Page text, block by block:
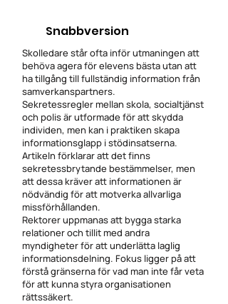
Snabbversion
Skolledare står ofta inför utmaningen att
behöva agera för elevens bästa utan att
ha tillgång till fullständig information från
samverkanspartners.
Sekretessregler mellan skola, socialtjänst
och polis är utformade för att skydda
individen, men kan i praktiken skapa
informationsglapp i stödinsatserna.
Artikeln förklarar att det finns
sekretessbrytande bestämmelser, men
att dessa kräver att informationen är
nödvändig för att motverka allvarliga
missförhållanden.
Rektorer uppmanas att bygga starka
relationer och tillit med andra
myndigheter för att underlätta laglig
informationsdelning. Fokus ligger på att
förstå gränserna för vad man inte får veta
för att kunna styra organisationen
rättssäkert.